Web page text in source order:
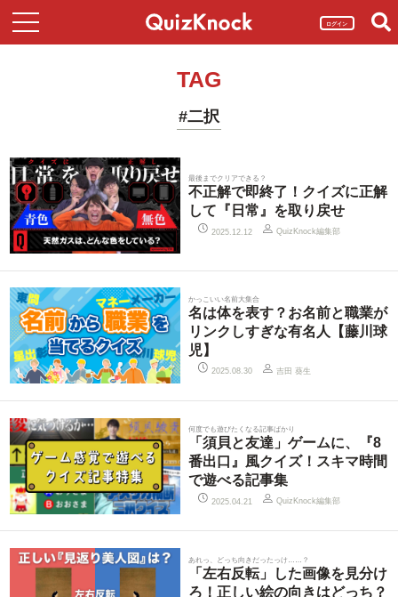
ログイン
TAG
#二択
最後までクリアできる？
不正解で即終了！クイズに正解
して『日常』を取り戻せ
2025.12.12 QuizKnock編集部
かっこいい名前大集合
名は体を表す？お名前と職業が
リンクしすぎな有名人【藤川球
児】
2025.08.30 吉田 葵生
何度でも遊びたくなる記事ばかり
「須貝と友達」ゲームに、『8
番出口』風クイズ！スキマ時間
で遊べる記事集
2025.04.21 QuizKnock編集部
あれっ、どっち向きだったっけ……？
「左右反転」した画像を見分け
ろ！正しい絵の向きはどっち？